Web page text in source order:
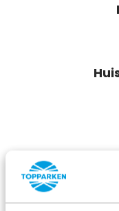
Een
nabij Arnhem